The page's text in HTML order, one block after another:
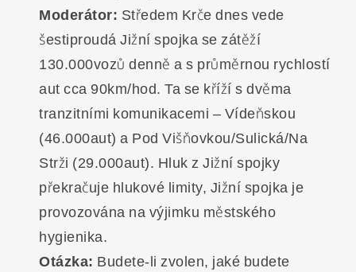
Moderátor: Středem Krče dnes vede
šestiproudá Jižní spojka se zátěží
130.000vozů denně a s průměrnou rychlostí
aut cca 90km/hod. Ta se kříží s dvěma
tranzitními komunikacemi – Vídeňskou
(46.000aut) a Pod Višňovkou/Sulická/Na
Strži (29.000aut). Hluk z Jižní spojky
překračuje hlukové limity, Jižní spojka je
provozována na výjimku městského
hygienika.
Otázka: Budete-li zvolen, jaké budete